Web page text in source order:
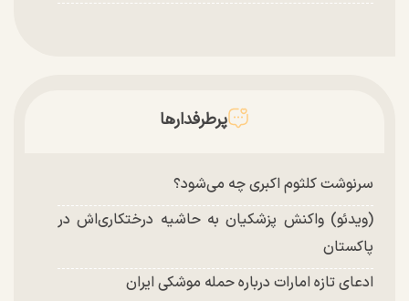
پرطرفدارها
سرنوشت کلثوم اکبری چه می‌شود؟
(ویدئو) واکنش پزشکیان به حاشیه درختکاری‌اش در
پاکستان
ادعای تازه امارات درباره حمله موشکی ایران